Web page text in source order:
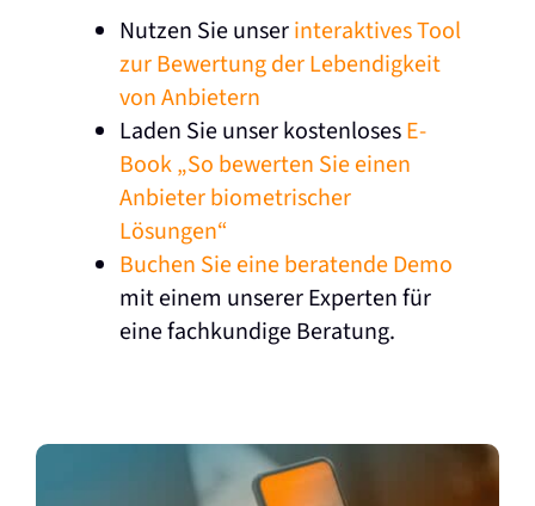
Nutzen Sie unserinteraktives Tool
zur Bewertung der Lebendigkeit
von Anbietern
Laden Sie unser kostenlosesE-
Book „So bewerten Sie einen
Anbieter biometrischer
Lösungen“
Buchen Sie eine beratende Demo
mit einem unserer Experten für
eine fachkundige Beratung.